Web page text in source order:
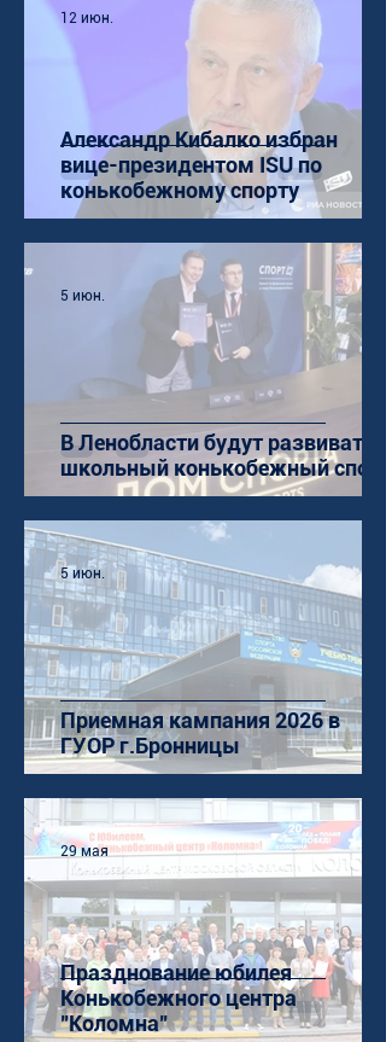
Александр Кибалко избран
вице-президентом ISU по
конькобежному спорту
12 июн.
В Ленобласти будут развивать
школьный конькобежный спорт
5 июн.
Приемная кампания 2026 в
ГУОР г.Бронницы
5 июн.
Празднование юбилея
Конькобежного центра
"Коломна"
29 мая